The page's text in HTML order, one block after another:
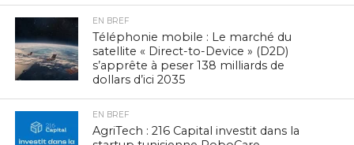
EN BREF
Téléphonie mobile : Le marché du
satellite « Direct-to-Device » (D2D)
s’apprête à peser 138 milliards de
dollars d’ici 2035
EN BREF
AgriTech : 216 Capital investit dans la